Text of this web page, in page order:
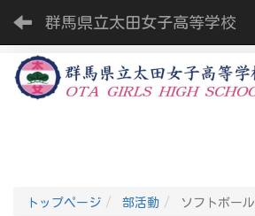
群馬県立太田女子高等学校
トップページ 部活動 ソフトボール